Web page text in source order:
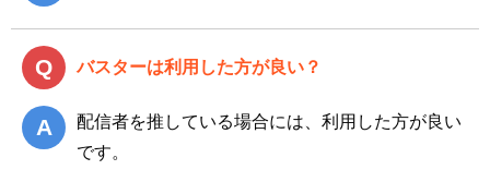
バスターは利用した方が良い？
配信者を推している場合には、利用した方が良い
です。